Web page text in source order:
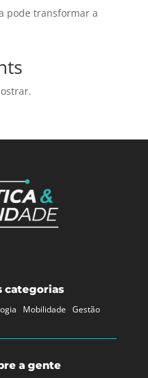
pode transformar a
categorias
Mobilidade Gestão
a gente